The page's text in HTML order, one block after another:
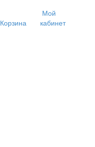
Корзина
Мой
кабинет